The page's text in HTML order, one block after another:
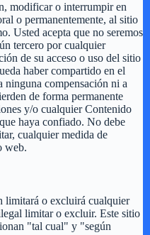
modificar o interrumpir en
o permanentemente, al sitio
Usted acepta que no seremos
tercero por cualquier
de su acceso o uso del sitio
haber compartido en el
ninguna compensación ni a
de forma permanente
y/o cualquier Contenido
haya confiado. No debe
cualquier medida de
web.
limitará o excluirá cualquier
limitar o excluir. Este sitio
"tal cual" y "según